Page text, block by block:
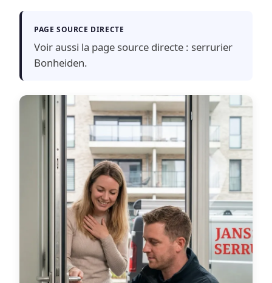
PAGE SOURCE DIRECTE
Voir aussi la page source directe : serrurier
Bonheiden.